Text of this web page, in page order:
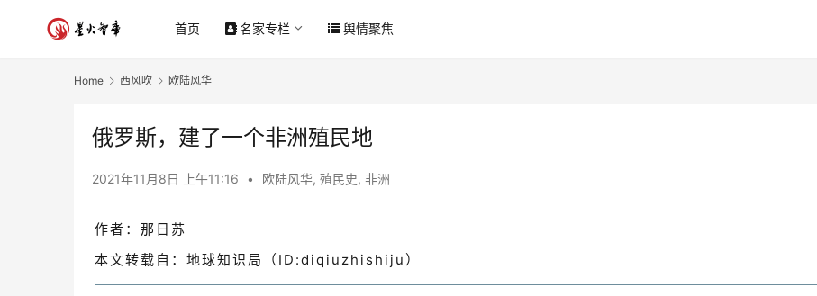
首页 名家专栏 舆情聚焦
Home 西风吹 欧陆风华
俄罗斯，建了一个非洲殖民地
2021年11月8日 上午11:16 • 欧陆风华, 殖民史, 非洲
作者：那日苏
本文转载自：地球知识局（ID:diqiuzhishiju）